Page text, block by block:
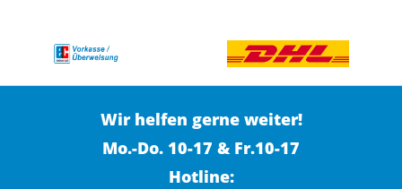
Wir helfen gerne weiter!
Mo.-Do. 10-17 & Fr.10-17
Hotline: